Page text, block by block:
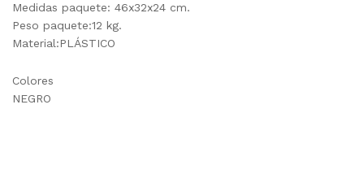
Medidas paquete: 46x32x24 cm.
Peso paquete:12 kg.
Material:PLÁSTICO
Colores
NEGRO